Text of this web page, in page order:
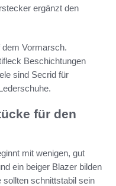
ergänzt den
dem Vormarsch.
Beschichtungen
sind Secrid für
für den
mit wenigen, gut
ein beiger Blazer bilden
schnittstabil sein